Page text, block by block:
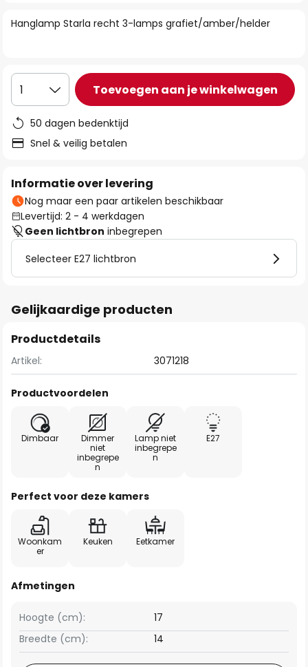
de
Hanglamp Starla recht 3-lamps grafiet/amber/helder
1 Toevoegen aan je winkelwagen
50 dagen bedenktijd
Snel & veilig betalen
Informatie over levering
Nog maar een paar artikelen beschikbaar
Levertijd: 2 - 4 werkdagen
Geen lichtbron inbegrepen
Selecteer E27 lichtbron
Gelijkaardige producten
Productdetails
Artikel: 3071218
Productvoordelen
Dimbaar
Dimmer
niet
inbegrepe
n
Lamp niet
inbegrepe
n
E27
Perfect voor deze kamers
Woonkam
er
Keuken Eetkamer
Afmetingen
Breedte (cm): 14
Hoogte (cm): 17